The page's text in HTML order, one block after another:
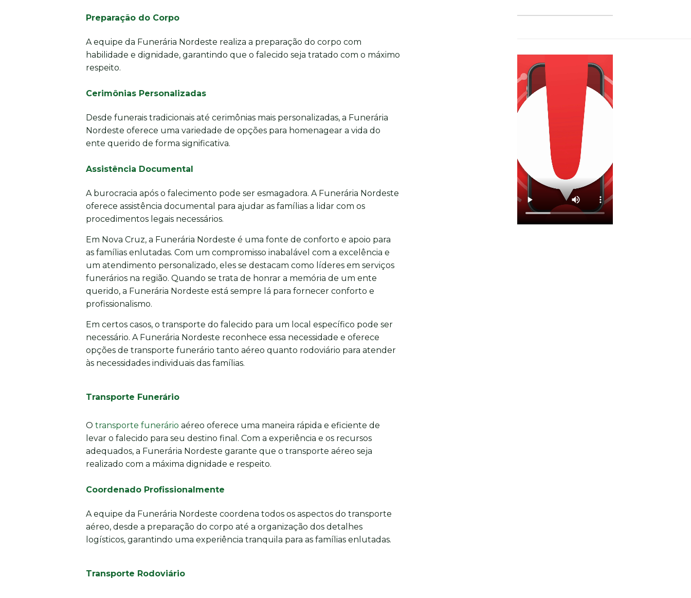
Preparação do Corpo
A equipe da Funerária Nordeste realiza a preparação do corpo com
habilidade e dignidade, garantindo que o falecido seja tratado com o máximo
respeito.
Cerimônias Personalizadas
Desde funerais tradicionais até cerimônias mais personalizadas, a Funerária
Nordeste oferece uma variedade de opções para homenagear a vida do
ente querido de forma significativa.
Assistência Documental
A burocracia após o falecimento pode ser esmagadora. A Funerária Nordeste
oferece assistência documental para ajudar as famílias a lidar com os
procedimentos legais necessários.
Em Nova Cruz, a Funerária Nordeste é uma fonte de conforto e apoio para
as famílias enlutadas. Com um compromisso inabalável com a excelência e
um atendimento personalizado, eles se destacam como líderes em serviços
funerários na região. Quando se trata de honrar a memória de um ente
querido, a Funerária Nordeste está sempre lá para fornecer conforto e
profissionalismo.
Em certos casos, o transporte do falecido para um local específico pode ser
necessário. A Funerária Nordeste reconhece essa necessidade e oferece
opções de transporte funerário tanto aéreo quanto rodoviário para atender
às necessidades individuais das famílias.
Transporte Funerário
O transporte funerário aéreo oferece uma maneira rápida e eficiente de
levar o falecido para seu destino final. Com a experiência e os recursos
adequados, a Funerária Nordeste garante que o transporte aéreo seja
realizado com a máxima dignidade e respeito.
Coordenado Profissionalmente
A equipe da Funerária Nordeste coordena todos os aspectos do transporte
aéreo, desde a preparação do corpo até a organização dos detalhes
logísticos, garantindo uma experiência tranquila para as famílias enlutadas.
Transporte Rodoviário